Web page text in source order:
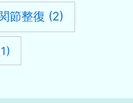
節整復 (2)